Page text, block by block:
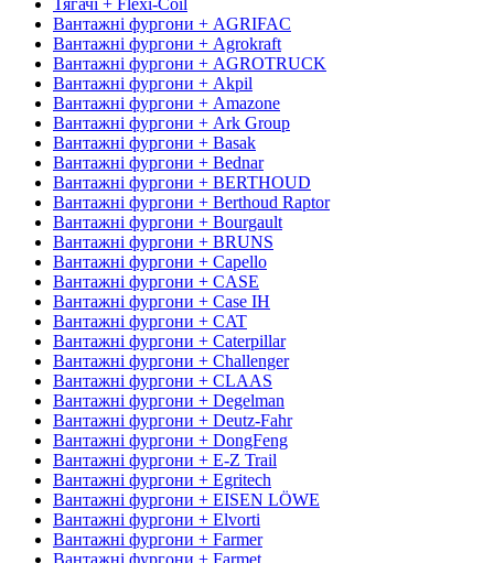
Вантажні фургони + AGRIFAC
Вантажні фургони + Agrokraft
Вантажні фургони + AGROTRUCK
Вантажні фургони + Akpil
Вантажні фургони + Amazone
Вантажні фургони + Ark Group
Вантажні фургони + Basak
Вантажні фургони + Bednar
Вантажні фургони + BERTHOUD
Вантажні фургони + Berthoud Raptor
Вантажні фургони + Bourgault
Вантажні фургони + BRUNS
Вантажні фургони + Capello
Вантажні фургони + CASE
Вантажні фургони + Case IH
Вантажні фургони + CAT
Вантажні фургони + Caterpillar
Вантажні фургони + Challenger
Вантажні фургони + CLAAS
Вантажні фургони + Degelman
Вантажні фургони + Deutz-Fahr
Вантажні фургони + DongFeng
Вантажні фургони + E-Z Trail
Вантажні фургони + Egritech
Вантажні фургони + EISEN LÖWE
Вантажні фургони + Elvorti
Вантажні фургони + Farmer
Вантажні фургони + Farmet